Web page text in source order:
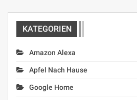
KATEGORIEN
Amazon Alexa
Apfel Nach Hause
Google Home